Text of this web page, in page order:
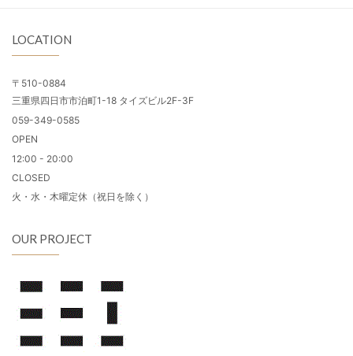
LOCATION
〒510-0884
三重県四日市市泊町1-18 タイズビル2F-3F
059-349-0585
OPEN
12:00 - 20:00
CLOSED
火・水・木曜定休（祝日を除く）
OUR PROJECT